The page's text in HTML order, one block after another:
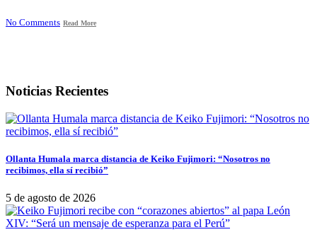
No Comments Read More
Noticias Recientes
Ollanta Humala marca distancia de Keiko Fujimori: “Nosotros no
recibimos, ella sí recibió”
5 de agosto de 2026